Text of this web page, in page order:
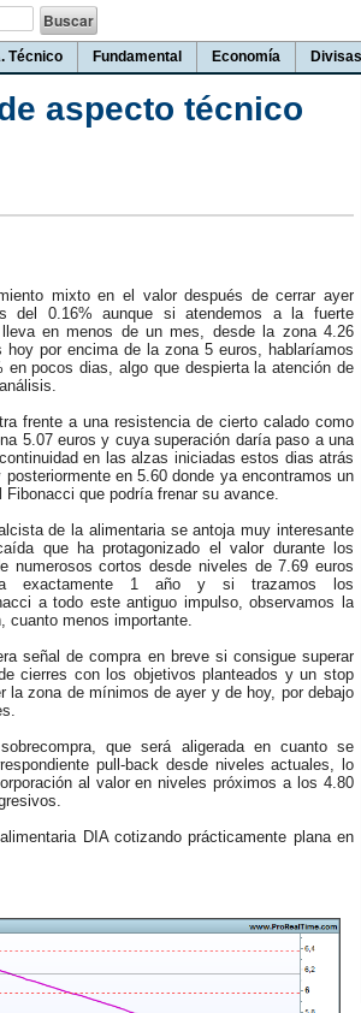
Técnico Fundamental Economía Divisas
aspecto técnico
mixto en el valor después de cerrar ayer
del 0.16% aunque si atendemos a la fuerte
en menos de un mes, desde la zona 4.26
hoy por encima de la zona 5 euros, hablaríamos
pocos dias, algo que despierta la atención de
frente a una resistencia de cierto calado como
5.07 euros y cuya superación daría paso a una
en las alzas iniciadas estos dias atrás
en 5.60 donde ya encontramos un
que podría frenar su avance.
de la alimentaria se antoja muy interesante
que ha protagonizado el valor durante los
numerosos cortos desde niveles de 7.69 euros
exactamente 1 año y si trazamos los
a todo este antiguo impulso, observamos la
cuanto menos importante.
señal de compra en breve si consigue superar
cierres con los objetivos planteados y un stop
la zona de mínimos de ayer y de hoy, por debajo
que será aligerada en cuanto se
pull-back desde niveles actuales, lo
al valor en niveles próximos a los 4.80
DIA cotizando prácticamente plana en